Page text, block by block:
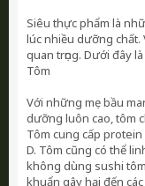
Siêu thực phẩm là
lúc nhiều dưỡng chất.
quan trọng. Dưới đây
Tôm
Với những mẹ bầu
dưỡng luôn cao, tôm
Tôm cung cấp
D. Tôm cũng có thể
không dùng sushi
khuẩn gây hại đến